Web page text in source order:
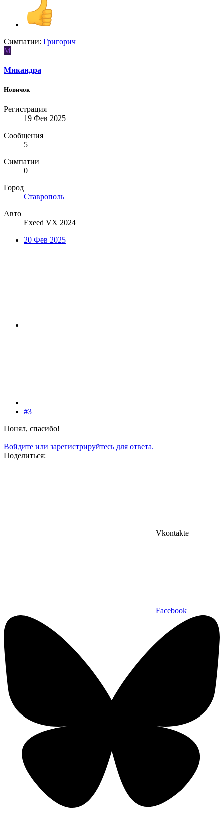
Симпатии: Григорич
М
Микандра
Новичок
Регистрация
19 Фев 2025
Сообщения
5
Симпатии
0
Город
Ставрополь
Авто
Exeed VX 2024
20 Фев 2025
#3
Понял, спасибо!
Войдите или зарегистрируйтесь для ответа.
Поделиться:
Vkontakte
Facebook